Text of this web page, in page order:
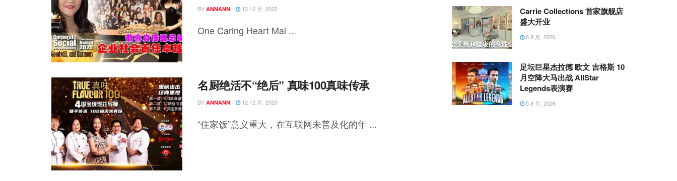
BY ANNANN 13 12 月, 2022
One Caring Heart Mal ...
名厨绝活不“绝后” 真味100真味传承
BY ANNANN 12 12 月, 2020
“住家饭”意义重大，在互联网未普及化的年 ...
Carrie Collections 首家旗舰店
盛大开业
6 8 月, 2026
足坛巨星杰拉德 欧文 吉格斯 10
月空降大马出战 AllStar
Legends表演赛
5 8 月, 2026